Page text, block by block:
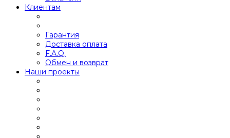
Клиентам
Гарантия
Доставка оплата
F.A.Q.
Обмен и возврат
Наши проекты